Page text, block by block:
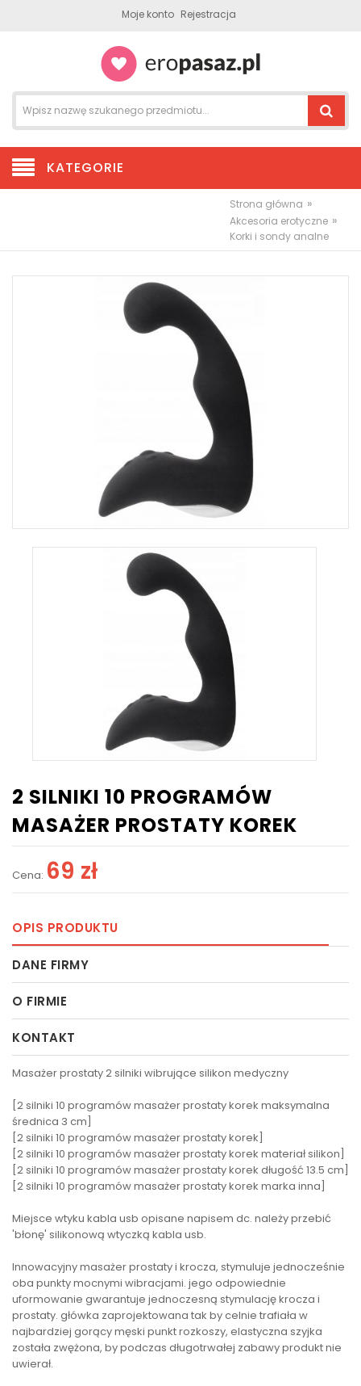
Moje konto Rejestracja
KATEGORIE
Strona główna »
Akcesoria erotyczne »
Korki i sondy analne
2 SILNIKI 10 PROGRAMÓW
MASAŻER PROSTATY KOREK
Cena: 69 zł
OPIS PRODUKTU
DANE FIRMY
O FIRMIE
KONTAKT
Masażer prostaty 2 silniki wibrujące silikon medyczny
[2 silniki 10 programów masażer prostaty korek maksymalna
średnica 3 cm]
[2 silniki 10 programów masażer prostaty korek]
[2 silniki 10 programów masażer prostaty korek materiał silikon]
[2 silniki 10 programów masażer prostaty korek długość 13.5 cm]
[2 silniki 10 programów masażer prostaty korek marka inna]
Miejsce wtyku kabla usb opisane napisem dc. należy przebić
'błonę' silikonową wtyczką kabla usb.
Innowacyjny masażer prostaty i krocza, stymuluje jednocześnie
oba punkty mocnymi wibracjami. jego odpowiednie
uformowanie gwarantuje jednoczesną stymulację krocza i
prostaty. główka zaprojektowana tak by celnie trafiała w
najbardziej gorący męski punkt rozkoszy, elastyczna szyjka
została zwężona, by podczas długotrwałej zabawy produkt nie
uwierał.